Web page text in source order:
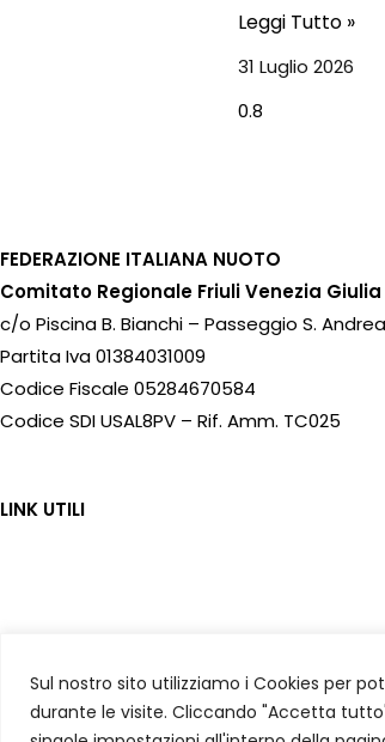
Sul nostro sito utilizziamo i Cookies per
durante le visite. Cliccando "Accetta
Leggi Tutto »
31 Luglio 2026
FEDERAZIONE ITALIANA NUOTO
Comitato Regionale Friuli Venezia Giulia
c/o Piscina B. Bianchi – Passeggio S.
Partita Iva 01384031009
Codice Fiscale 05284670584
Codice SDI USAL8PV – Rif. Amm. TC025
LINK UTILI
FIN Comitato Regionale FVG © 2026 |